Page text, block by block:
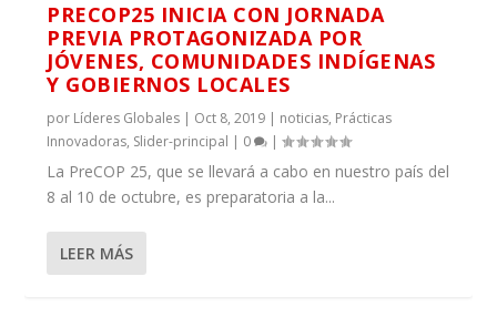
PRECOP25 INICIA CON JORNADA
PREVIA PROTAGONIZADA POR
JÓVENES, COMUNIDADES INDÍGENAS
Y GOBIERNOS LOCALES
por Líderes Globales | Oct 8, 2019 | noticias, Prácticas
Innovadoras, Slider-principal | 0 |
La PreCOP 25, que se llevará a cabo en nuestro país del
8 al 10 de octubre, es preparatoria a la...
LEER MÁS